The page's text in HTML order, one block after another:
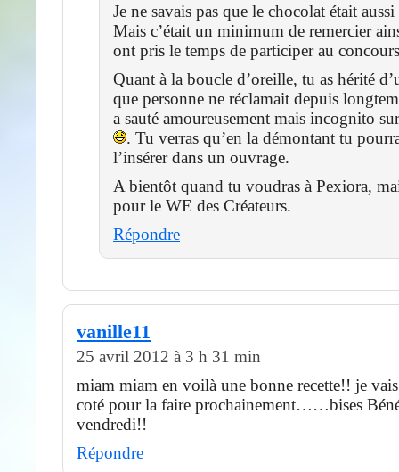
Je ne savais pas que le chocolat était
Mais c’était un minimum de remercier
ont pris le temps de participer au
Quant à la boucle d’oreille, tu as hérité
que personne ne réclamait depuis
a sauté amoureusement mais incognito
. Tu verras qu’en la démontant tu
l’insérer dans un ouvrage.
A bientôt quand tu voudras à Pexiora,
pour le WE des Créateurs.
Répondre
vanille11
25 avril 2012 à 3 h 31 min
miam miam en voilà une bonne recette!! je
coté pour la faire prochainement……bises
vendredi!!
Répondre